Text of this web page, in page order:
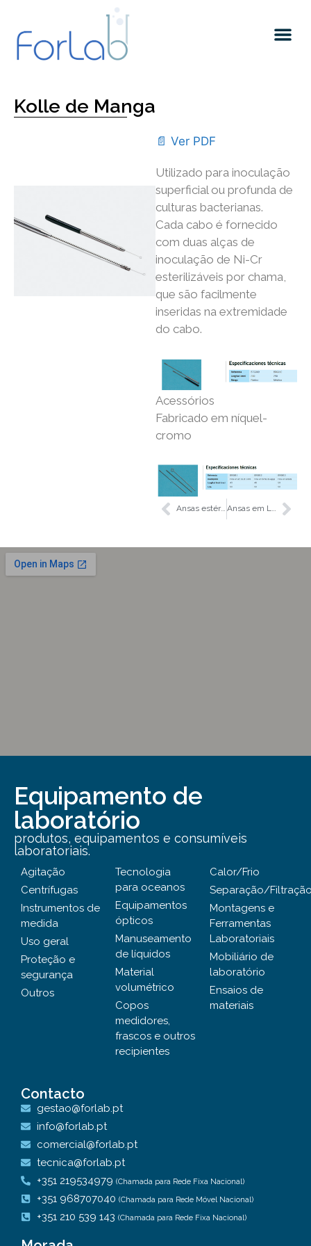
Kolle de Manga
📄 Ver PDF
Utilizado para inoculação
superficial ou profunda de
culturas bacterianas.
Cada cabo é fornecido
com duas alças de
inoculação de Ni-Cr
esterilizáveis ​​por chama,
que são facilmente
inseridas na extremidade
do cabo.
Acessórios
Fabricado em níquel-
cromo
Ansas estéreis para extensões Ansas em L para extensões
Equipamento de
laboratório
produtos, equipamentos e consumíveis
laboratoriais.
Agitação
Centrífugas
Instrumentos de
medida
Uso geral
Proteção e
segurança
Outros
Tecnologia
para oceanos
Equipamentos
ópticos
Manuseamento
de líquidos
Material
volumétrico
Copos
medidores,
frascos e outros
recipientes
Calor/Frio
Separação/
Montagens e
Ferramentas
Laboratoriais
Mobiliário de
laboratório
Ensaios de
materiais
Contacto
gestao@forlab.pt
info@forlab.pt
comercial@forlab.pt
tecnica@forlab.pt
+351 219534979 (Chamada para Rede Fixa Nacional)
+351 968707040 (Chamada para Rede Móvel Nacional)
+351 210 539 143 (Chamada para Rede Fixa Nacional)